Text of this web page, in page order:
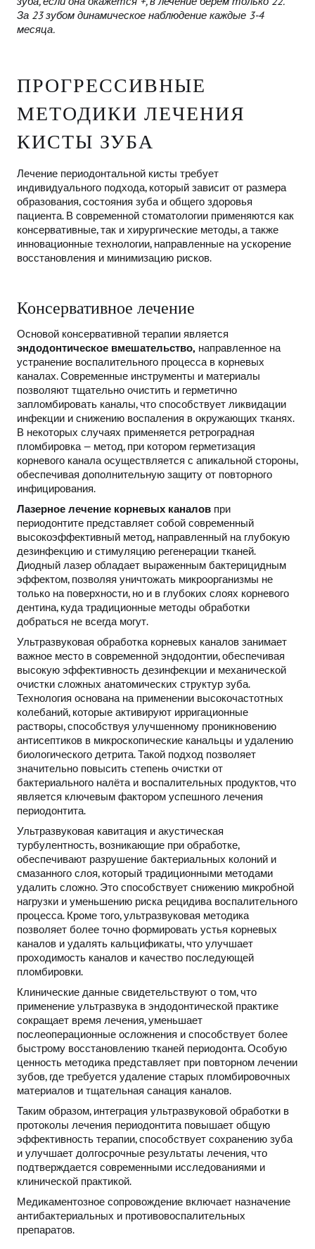
За 23 зубом динамическое наблюдение каждые 3-4
месяца.
ПРОГРЕССИВНЫЕ
МЕТОДИКИ ЛЕЧЕНИЯ
КИСТЫ ЗУБА
Лечение периодонтальной кисты требует
индивидуального подхода, который зависит от размера
образования, состояния зуба и общего здоровья
пациента. В современной стоматологии применяются как
консервативные, так и хирургические методы, а также
инновационные технологии, направленные на ускорение
восстановления и минимизацию рисков.
Консервативное лечение
Основой консервативной терапии является
эндодонтическое вмешательство, направленное на
устранение воспалительного процесса в корневых
каналах. Современные инструменты и материалы
позволяют тщательно очистить и герметично
запломбировать каналы, что способствует ликвидации
инфекции и снижению воспаления в окружающих тканях.
В некоторых случаях применяется ретроградная
пломбировка — метод, при котором герметизация
корневого канала осуществляется с апикальной стороны,
обеспечивая дополнительную защиту от повторного
инфицирования.
Лазерное лечение корневых каналов при
периодонтите представляет собой современный
высокоэффективный метод, направленный на глубокую
дезинфекцию и стимуляцию регенерации тканей.
Диодный лазер обладает выраженным бактерицидным
эффектом, позволяя уничтожать микроорганизмы не
только на поверхности, но и в глубоких слоях корневого
дентина, куда традиционные методы обработки
добраться не всегда могут.
Ультразвуковая обработка корневых каналов занимает
важное место в современной эндодонтии, обеспечивая
высокую эффективность дезинфекции и механической
очистки сложных анатомических структур зуба.
Технология основана на применении высокочастотных
колебаний, которые активируют ирригационные
растворы, способствуя улучшенному проникновению
антисептиков в микроскопические канальцы и удалению
биологического детрита. Такой подход позволяет
значительно повысить степень очистки от
бактериального налёта и воспалительных продуктов, что
является ключевым фактором успешного лечения
периодонтита.
Ультразвуковая кавитация и акустическая
турбулентность, возникающие при обработке,
обеспечивают разрушение бактериальных колоний и
смазанного слоя, который традиционными методами
удалить сложно. Это способствует снижению микробной
нагрузки и уменьшению риска рецидива воспалительного
процесса. Кроме того, ультразвуковая методика
позволяет более точно формировать устья корневых
каналов и удалять кальцификаты, что улучшает
проходимость каналов и качество последующей
пломбировки.
Клинические данные свидетельствуют о том, что
применение ультразвука в эндодонтической практике
сокращает время лечения, уменьшает
послеоперационные осложнения и способствует более
быстрому восстановлению тканей периодонта. Особую
ценность методика представляет при повторном лечении
зубов, где требуется удаление старых пломбировочных
материалов и тщательная санация каналов.
Таким образом, интеграция ультразвуковой обработки в
протоколы лечения периодонтита повышает общую
эффективность терапии, способствует сохранению зуба
и улучшает долгосрочные результаты лечения, что
подтверждается современными исследованиями и
клинической практикой.
Медикаментозное сопровождение включает назначение
антибактериальных и противовоспалительных
препаратов.